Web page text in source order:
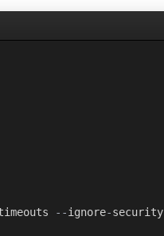
--ignore-security